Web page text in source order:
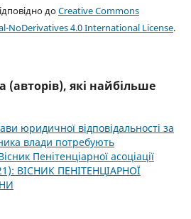
доCreative Commons
NoDerivatives 4.0 International License.
(авторів), які найбільше
юридичної відповідальності за
влади потребують
Пенітенціарної асоціації
ВІСНИК ПЕНІТЕНЦІАРНОЇ